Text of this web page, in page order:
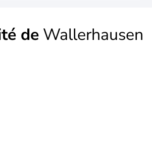
de Wallerhausen